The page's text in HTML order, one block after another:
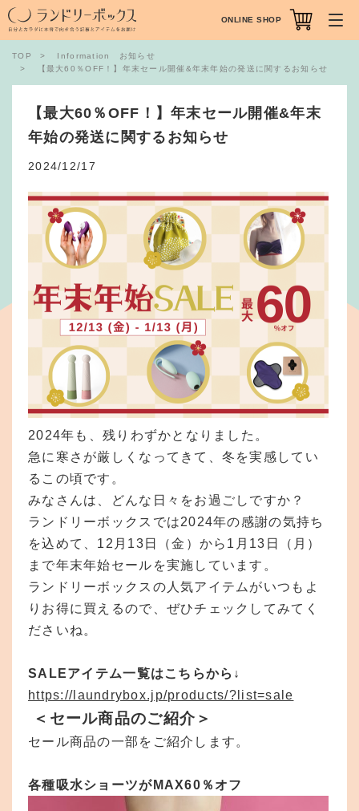
TOP
Information お知らせ
【最大60％OFF！】年末セール開催&年末年始の発送に関するお知らせ
【最大60％OFF！】年末セール開催&年末
年始の発送に関するお知らせ
2024/12/17
2024年も、残りわずかとなりました。
急に寒さが厳しくなってきて、冬を実感してい
るこの頃です。
みなさんは、どんな日々をお過ごしですか？
ランドリーボックスでは2024年の感謝の気持ち
を込めて、12月13日（金）から1月13日（月）
まで年末年始セールを実施しています。
ランドリーボックスの人気アイテムがいつもよ
りお得に買えるので、ぜひチェックしてみてく
ださいね。
SALEアイテム一覧はこちらから↓
https://laundrybox.jp/products/?list=sale
＜セール商品のご紹介＞
セール商品の一部をご紹介します。
各種吸水ショーツがMAX60％オフ
ONLINE SHOP